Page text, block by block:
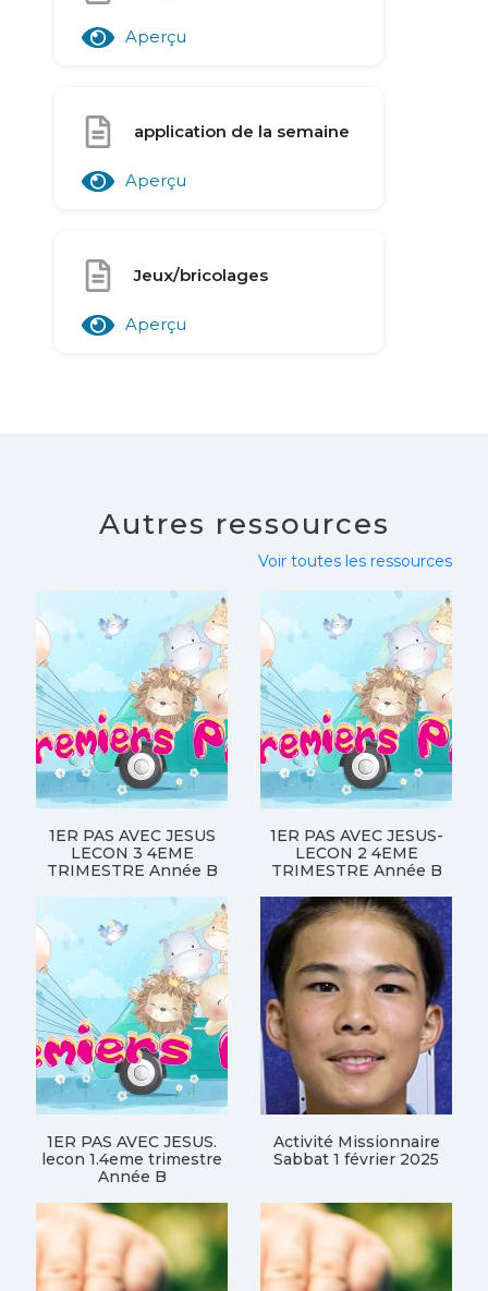
Aperçu
application de la semaine
Aperçu
Jeux/bricolages
Aperçu
Autres ressources
Voir toutes les ressources
1ER PAS AVEC JESUS
LECON 3 4EME
TRIMESTRE Année B
1ER PAS AVEC JESUS-
LECON 2 4EME
TRIMESTRE Année B
1ER PAS AVEC JESUS.
lecon 1.4eme trimestre
Année B
Activité Missionnaire
Sabbat 1 février 2025